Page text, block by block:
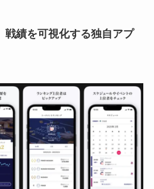
戦績を可視化する独自アプ